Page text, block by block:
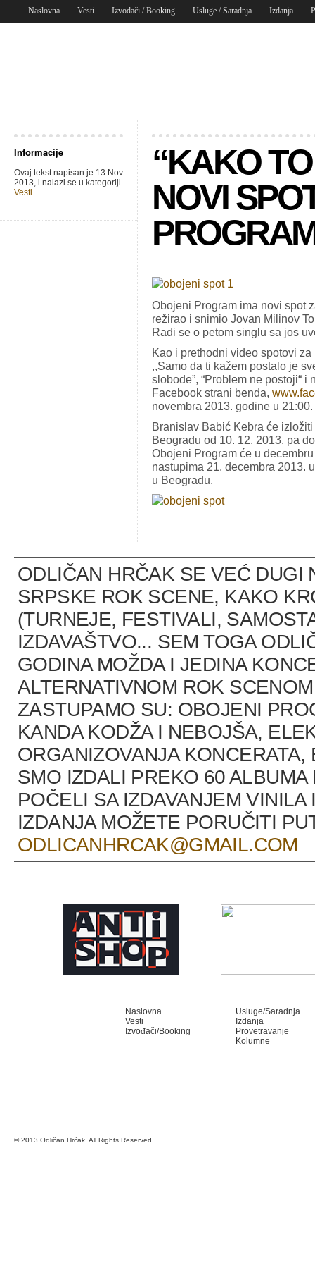
Naslovna Vesti Izvođači / Booking Usluge / Saradnja Izdanja
Informacije
Ovaj tekst napisan je 13 Nov
2013, i nalazi se u kategoriji
Vesti.
“KAKO
NOVI
Obojeni Program ima novi spot
režirao i snimio Jovan Milinov
Radi se o petom singlu sa jos
Kao i prethodni video spotovi
,,Samo da ti kažem postalo je
slobode”, “Problem ne postoji“
Facebook strani benda,
novembra 2013. godine u 21:00.
Branislav Babić Kebra će
Beogradu od 10. 12. 2013. pa
Obojeni Program će u
nastupima 21. decembra 2013.
u Beogradu.
ODLIČAN HRČAK SE VEĆ DUGI
SRPSKE ROK SCENE, KAKO
(TURNEJE, FESTIVALI,
IZDAVAŠTVO... SEM TOGA
GODINA MOŽDA I JEDINA
ALTERNATIVNOM ROK
ZASTUPAMO SU: OBOJENI
KANDA KODŽA I NEBOJŠA,
ORGANIZOVANJA
SMO IZDALI PREKO 60
POČELI SA IZDAVANJEM
IZDANJA MOŽETE PORUČITI
ODLICANHRCAK@GMAIL.COM
.
Naslovna
Vesti
Izvođači/Booking
Usluge/Saradnja
Izdanja
Provetravanje
Kolumne
© 2013 Odličan Hrčak. All Rights Reserved.